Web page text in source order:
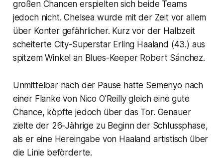
großen Chancen erspielten sich beide Teams
jedoch nicht. Chelsea wurde mit der Zeit vor allem
über Konter gefährlicher. Kurz vor der Halbzeit
scheiterte City-Superstar Erling Haaland (43.) aus
spitzem Winkel an Blues-Keeper Robert Sánchez.
Unmittelbar nach der Pause hatte Semenyo nach
einer Flanke von Nico O'Reilly gleich eine gute
Chance, köpfte jedoch über das Tor. Genauer
zielte der 26-Jährige zu Beginn der Schlussphase,
als er eine Hereingabe von Haaland artistisch über
die Linie beförderte.